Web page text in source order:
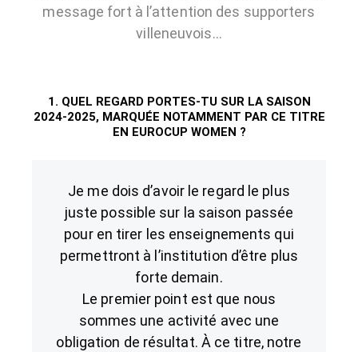
message fort à l’attention des supporters
villeneuvois…
1. QUEL REGARD PORTES-TU SUR LA SAISON
2024-2025, MARQUÉE NOTAMMENT PAR CE TITRE
EN EUROCUP WOMEN ?
Je me dois d’avoir le regard le plus
juste possible sur la saison passée
pour en tirer les enseignements qui
permettront à l’institution d’être plus
forte demain.
Le premier point est que nous
sommes une activité avec une
obligation de résultat. À ce titre, notre